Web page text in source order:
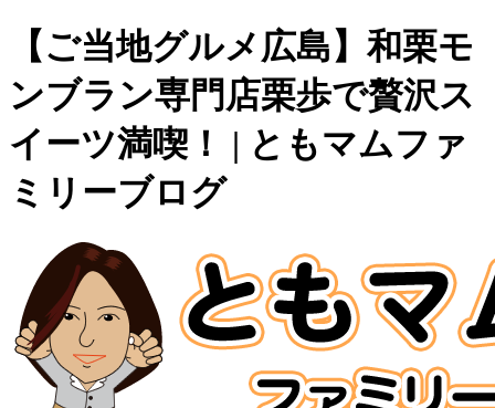
【ご当地グルメ広島】和栗モ
ンブラン専門店栗歩で贅沢ス
イーツ満喫！ | ともマムファ
ミリーブログ